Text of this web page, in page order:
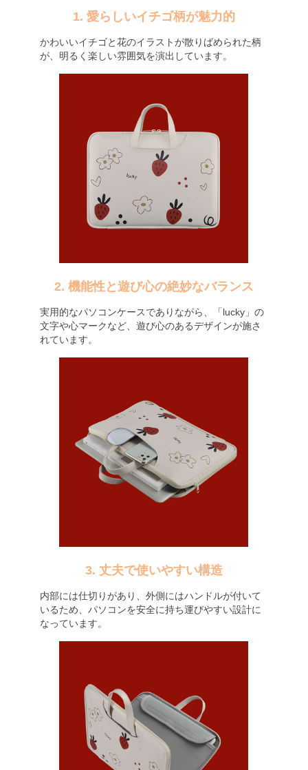
1. 愛らしいイチゴ柄が魅力的
かわいいイチゴと花のイラストが散りばめられた柄
が、明るく楽しい雰囲気を演出しています。
2. 機能性と遊び心の絶妙なバランス
実用的なパソコンケースでありながら、「lucky」の
文字や心マークなど、遊び心のあるデザインが施さ
れています。
3. 丈夫で使いやすい構造
内部には仕切りがあり、外側にはハンドルが付いて
いるため、パソコンを安全に持ち運びやすい設計に
なっています。